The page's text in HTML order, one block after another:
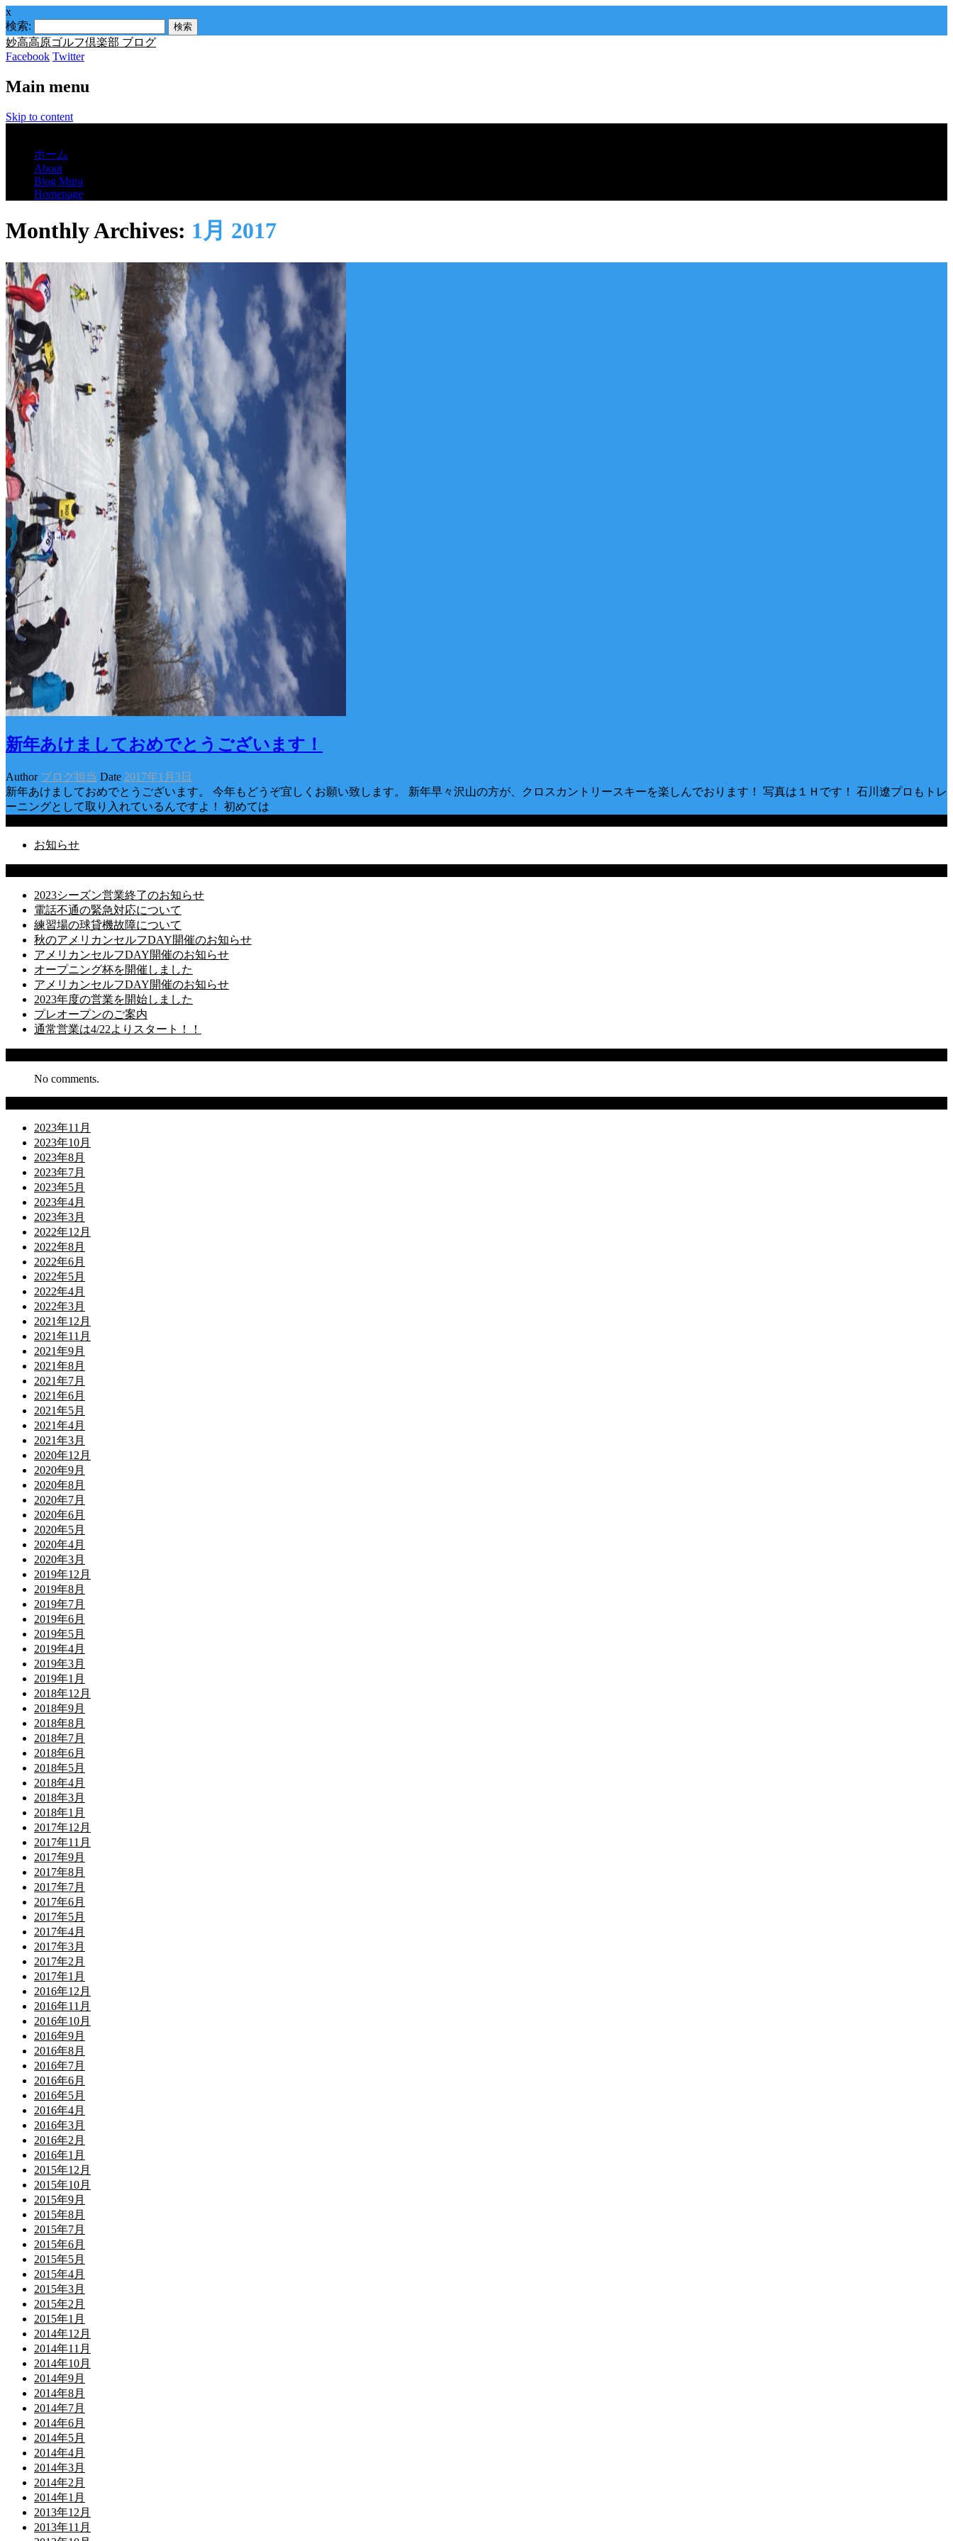
x
検索:
妙高高原ゴルフ倶楽部 ブログ
Facebook Twitter
Main menu
Skip to content
ホーム
About
Blog Mura
Homepage
Monthly Archives: 1月 2017
新年あけましておめでとうございます！
Author ブログ担当 Date 2017年1月3日
新年あけましておめでとうございます。 今年もどうぞ宜しくお願い致します。 新年早々沢山の方が、クロスカントリースキーを楽しんでおります！ 写真は１Ｈです！ 石川遼プロもトレ
ーニングとして取り入れているんですよ！ 初めては
お知らせ
2023シーズン営業終了のお知らせ
電話不通の緊急対応について
練習場の球貸機故障について
秋のアメリカンセルフDAY開催のお知らせ
アメリカンセルフDAY開催のお知らせ
オープニング杯を開催しました
アメリカンセルフDAY開催のお知らせ
2023年度の営業を開始しました
プレオープンのご案内
通常営業は4/22よりスタート！！
No comments.
2023年11月
2023年10月
2023年8月
2023年7月
2023年5月
2023年4月
2023年3月
2022年12月
2022年8月
2022年6月
2022年5月
2022年4月
2022年3月
2021年12月
2021年11月
2021年9月
2021年8月
2021年7月
2021年6月
2021年5月
2021年4月
2021年3月
2020年12月
2020年9月
2020年8月
2020年7月
2020年6月
2020年5月
2020年4月
2020年3月
2019年12月
2019年8月
2019年7月
2019年6月
2019年5月
2019年4月
2019年3月
2019年1月
2018年12月
2018年9月
2018年8月
2018年7月
2018年6月
2018年5月
2018年4月
2018年3月
2018年1月
2017年12月
2017年11月
2017年9月
2017年8月
2017年7月
2017年6月
2017年5月
2017年4月
2017年3月
2017年2月
2017年1月
2016年12月
2016年11月
2016年10月
2016年9月
2016年8月
2016年7月
2016年6月
2016年5月
2016年4月
2016年3月
2016年2月
2016年1月
2015年12月
2015年10月
2015年9月
2015年8月
2015年7月
2015年6月
2015年5月
2015年4月
2015年3月
2015年2月
2015年1月
2014年12月
2014年11月
2014年10月
2014年9月
2014年8月
2014年7月
2014年6月
2014年5月
2014年4月
2014年3月
2014年2月
2014年1月
2013年12月
2013年11月